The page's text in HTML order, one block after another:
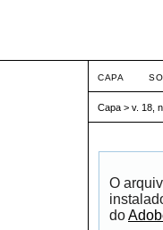
CAPA
Capa > v. 18,
O
do